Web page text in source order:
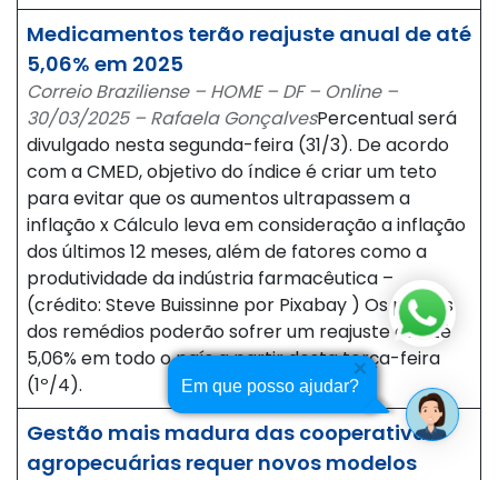
Em que posso ajudar?
Medicamentos terão reajuste anual de até
5,06% em 2025
Correio Braziliense – HOME – DF – Online –
30/03/2025 – Rafaela GonçalvesPercentual será
divulgado nesta segunda-feira (31/3). De acordo
com a CMED, objetivo do índice é criar um teto
para evitar que os aumentos ultrapassem a
inflação x Cálculo leva em consideração a inflação
dos últimos 12 meses, além de fatores como a
produtividade da indústria farmacêutica –
(crédito: Steve Buissinne por Pixabay ) Os preços
dos remédios poderão sofrer um reajuste de até
5,06% em todo o país a partir desta terça-feira
(1º/4).
Gestão mais madura das cooperativas
agropecuárias requer novos modelos